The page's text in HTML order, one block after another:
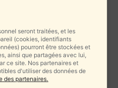
seront traitées, et les
(cookies, identifiants
pourront être stockées et
ainsi que partagées avec lui,
ce site. Nos partenaires et
d'utiliser des données de
des partenaires.